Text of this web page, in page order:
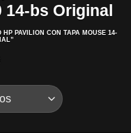
14-bs Original
PAVILION CON TAPA MOUSE 14-